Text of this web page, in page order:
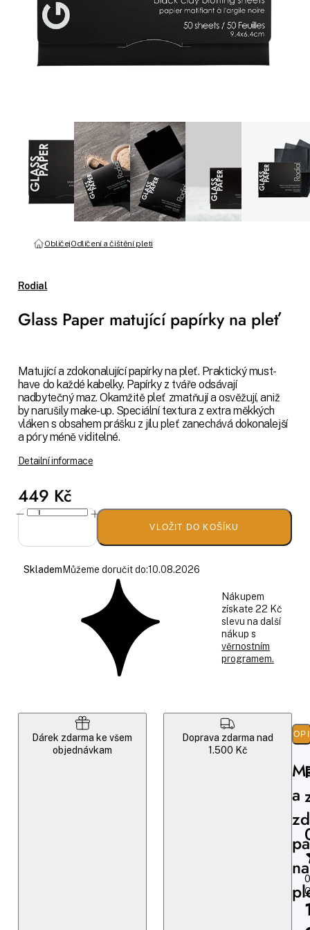
ObličejOdlíčení a čištění pleti
Rodial
Glass Paper matující papírky na pleť
Matující a zdokonalující papírky na pleť. Praktický must-
have do každé kabelky. Papírky z tváře odsávají
nadbytečný maz. Okamžitě pleť zmatňují a osvěžují, aniž
by narušily make-up. Speciální textura z extra měkkých
vláken s obsahem prášku z jílu pleť zanechává dokonalejší
a póry méně viditelné.
Detailní informace
449 Kč
VLOŽIT DO KOŠÍKU
Skladem Můžeme doručit do:10.08.2026
Nákupem
získate 22 Kč
slevu na další
nákup s
věrnostním
programem.
Dárek zdarma ke všem
objednávkam
Doprava zdarma nad
1.500 Kč
a
na